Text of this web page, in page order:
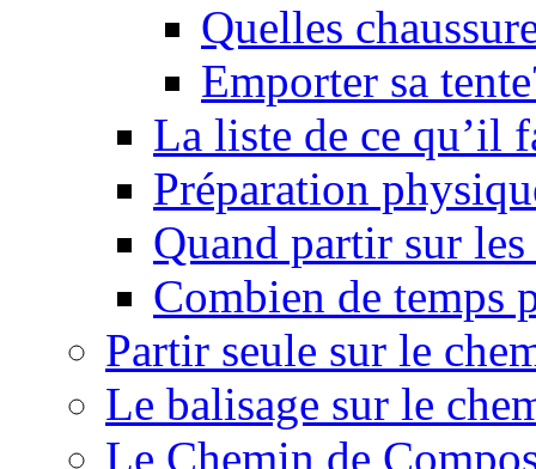
Quelles
Emporter sa
La liste de ce qu’il
Préparation
Quand partir sur
Combien de
Partir seule sur le
Le balisage sur le
Le Chemin de